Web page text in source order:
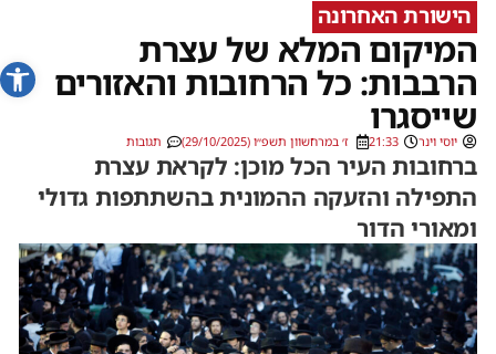
פתח
הישורת האחרונה
המיקום המלא של עצרת
הרבבות: כל הרחובות והאזורים
שייסגרו
יוסי וינר 21:33 ז׳ במרחשוון תשפ״ו (29/10/2025) תגובות
ברחובות העיר הכל מוכן: לקראת עצרת
התפילה והזעקה ההמונית בהשתתפות גדולי
ומאורי הדור